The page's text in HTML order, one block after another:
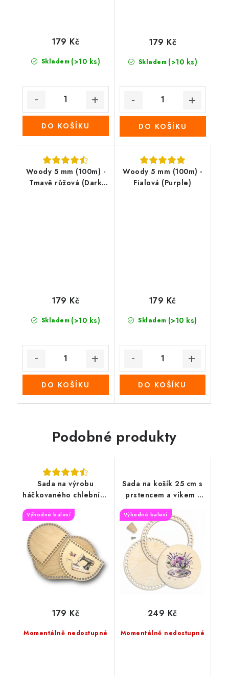
Skladem (>10 ks)
179 Kč
DO KOŠÍKU
Skladem (>10 ks)
179 Kč
DO KOŠÍKU
Woody 5 mm (100m) -
Tmavě růžová (Dark
Skladem (>10 ks)
179 Kč
DO KOŠÍKU
Woody 5 mm (100m) -
Fialová (Purple)
Skladem (>10 ks)
179 Kč
DO KOŠÍKU
Podobné produkty
Sada na výrobu
háčkovaného chlebníku
30x20 cm, bez příze,
šitíčko
Výhodné balení
Momentálně nedostupné
179 Kč
Sada na košík 25 cm s
prstencem a víkem -
Šálek s květy
Výhodné balení
Momentálně nedostupné
249 Kč